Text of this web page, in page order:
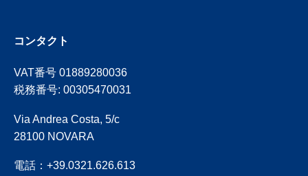
コンタクト
VAT番号 01889280036
税務番号: 00305470031
Via Andrea Costa, 5/c
28100 NOVARA
電話：+39.0321.626.613